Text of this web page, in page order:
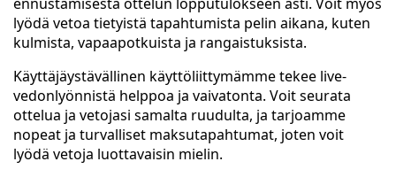
lyödä vetoa tietyistä tapahtumista pelin aikana, kuten
kulmista, vapaapotkuista ja rangaistuksista.
Käyttäjäystävällinen käyttöliittymämme tekee live-
vedonlyönnistä helppoa ja vaivatonta. Voit seurata
ottelua ja vetojasi samalta ruudulta, ja tarjoamme
nopeat ja turvalliset maksutapahtumat, joten voit
lyödä vetoja luottavaisin mielin.